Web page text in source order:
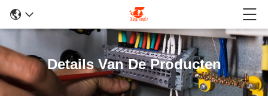
Details Van De Producten